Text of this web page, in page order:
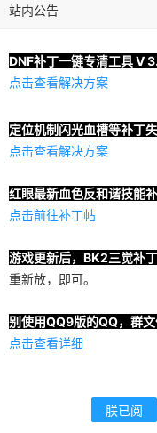
交流、欣赏，不得用于任何
系我们及时删除。
站内公告
DNF补丁一键专清工具 V
点击查看解决方案
定位机制闪光血槽等补丁
点击查看解决方案
红眼最新血色反和谐技能补
点击前往补丁帖
游戏更新后，BK2三觉补丁
重新放，即可。
别使用QQ9版的QQ，群
点击查看详细
朕已阅